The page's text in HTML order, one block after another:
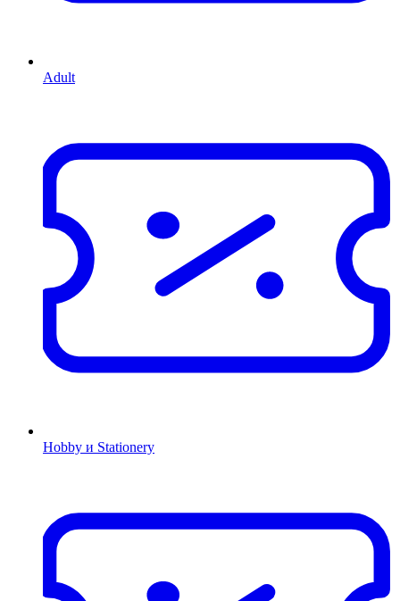
Adult
Hobby и Stationery